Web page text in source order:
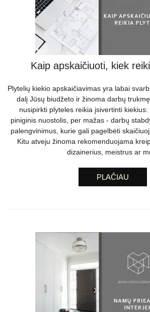
Kaip apskaičiuoti, kiek
Plytelių kiekio apskaičiavimas yra labai
dalį Jūsų biudžeto ir žinoma darbų
nusipirkti plyteles reikia įsivertinti
piniginis nuostolis, per mažas - darbų
palengvinimus, kurie gali pagelbėti
Kitu atveju žinoma rekomenduojama
dizainerius, meistrus ar
PLAČIAU